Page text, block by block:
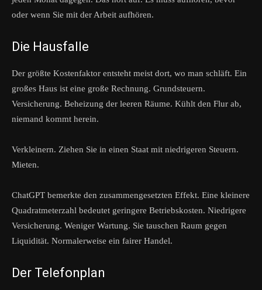
oder wenn Sie mit der Arbeit aufhören.
Die Hausfalle
Der größte Kostenfaktor entsteht meist dort, wo man schläft. Ein
großes Haus ist eine große Rechnung. Grundsteuern.
Versicherung. Beheizung der leeren Räume. Kühlt den Flur ab,
niemand kommt herein.
Verkleinern. Ziehen Sie in einen Staat mit niedrigeren Steuern.
Mieten.
ChatGPT bemerkte den zusammengesetzten Effekt. Eine kleinere
Quadratmeterzahl bedeutet geringere Betriebskosten. Niedrigere
Versicherung. Weniger Wartung. Sie tauschen Raum gegen
Liquidität. Normalerweise ein fairer Handel.
Der Telefonplan